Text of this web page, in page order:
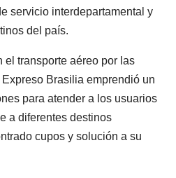
servicio interdepartamental y
del país.
el transporte aéreo por las
Brasilia emprendió un
para atender a los usuarios
a diferentes destinos
cupos y solución a su